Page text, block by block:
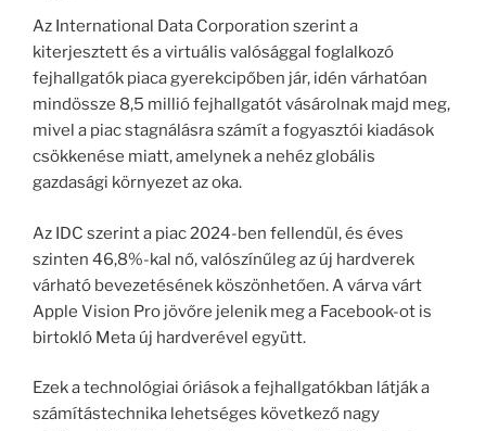
Az International Data Corporation szerint a
kiterjesztett és a virtuális valósággal foglalkozó
fejhallgatók piaca gyerekcipőben jár, idén várhatóan
mindössze 8,5 millió fejhallgatót vásárolnak majd meg,
mivel a piac stagnálásra számít a fogyasztói kiadások
csökkenése miatt, amelynek a nehéz globális
gazdasági környezet az oka.
Az IDC szerint a piac 2024-ben fellendül, és éves
szinten 46,8%-kal nő, valószínűleg az új hardverek
várható bevezetésének köszönhetően. A várva várt
Apple Vision Pro jövőre jelenik meg a Facebook-ot is
birtokló Meta új hardverével együtt.
Ezek a technológiai óriások a fejhallgatókban látják a
számítástechnika lehetséges következő nagy